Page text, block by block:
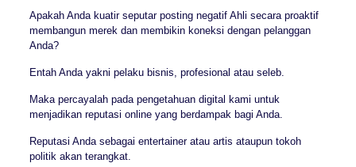
Apakah Anda kuatir seputar posting negatif Ahli secara proaktif
membangun merek dan membikin koneksi dengan pelanggan
Anda?
Entah Anda yakni pelaku bisnis, profesional atau seleb.
Maka percayalah pada pengetahuan digital kami untuk
menjadikan reputasi online yang berdampak bagi Anda.
Reputasi Anda sebagai entertainer atau artis ataupun tokoh
politik akan terangkat.